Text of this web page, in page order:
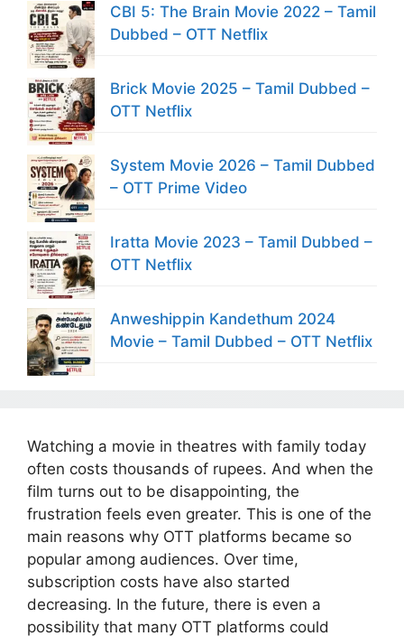
CBI 5: The Brain Movie 2022 – Tamil
Dubbed – OTT Netflix
Brick Movie 2025 – Tamil Dubbed –
OTT Netflix
System Movie 2026 – Tamil Dubbed
– OTT Prime Video
Iratta Movie 2023 – Tamil Dubbed –
OTT Netflix
Anweshippin Kandethum 2024
Movie – Tamil Dubbed – OTT Netflix
Watching a movie in theatres with family today
often costs thousands of rupees. And when the
film turns out to be disappointing, the
frustration feels even greater. This is one of the
main reasons why OTT platforms became so
popular among audiences. Over time,
subscription costs have also started
decreasing. In the future, there is even a
possibility that many OTT platforms could